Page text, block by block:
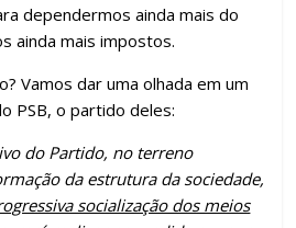
dependermos ainda mais do
ainda mais impostos.
Vamos dar uma olhada em um
PSB, o partido deles:
do Partido, no terreno
da estrutura da sociedade,
socialização dos meios